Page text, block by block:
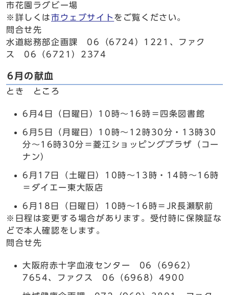
市花園ラグビー場
※詳しくは市ウェブサイト をご覧ください。
問合せ先
水道総務部企画課 06（6724）1221、ファク
ス 06（6721）2374
6月の献血
とき ところ
6月4日（日曜日）10時～16時＝四条図書館
6月5日（月曜日）10時～12時30分・13時30
分～16時30分＝菱江ショッピングプラザ（コー
ナン）
6月17日（土曜日）10時～13時・14時～16時
＝ダイエー東大阪店
6月18日（日曜日）10時～16時＝JR長瀬駅前
※日程は変更する場合があります。受付時に保険証な
どで本人確認をします。
問合せ先
大阪府赤十字血液センター 06（6962）
7654、ファクス 06（6968）4900